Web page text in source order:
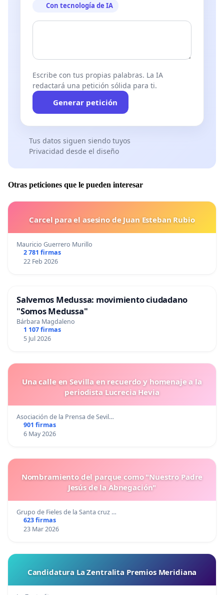
Con tecnología de IA
Escribe con tus propias palabras. La IA
redactará una petición sólida para ti.
Generar petición
Tus datos siguen siendo tuyos
Privacidad desde el diseño
Otras peticiones que le pueden interesar
Carcel para el asesino de Juan Esteban Rubio
Mauricio Guerrero Murillo
2 781 firmas
22 Feb 2026
Salvemos Medussa: movimiento ciudadano
"Somos Medussa"
Bárbara Magdaleno
1 107 firmas
5 Jul 2026
Una calle en Sevilla en recuerdo y homenaje a la
periodista Lucrecia Hevia
Asociación de la Prensa de Sevil…
901 firmas
6 May 2026
Nombramiento del parque como "Nuestro Padre
Jesús de la Abnegación"
Grupo de Fieles de la Santa cruz …
623 firmas
23 Mar 2026
Candidatura La Zentralita Premios Meridiana